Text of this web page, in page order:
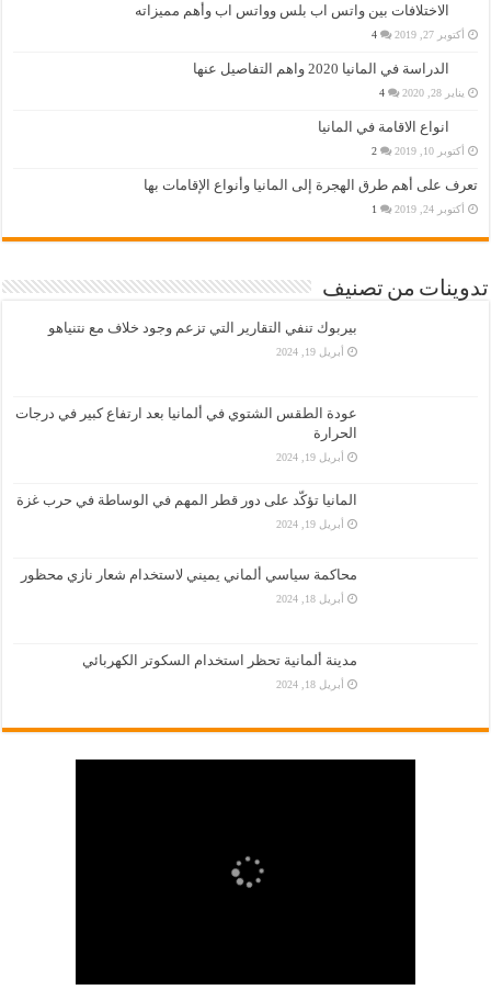
الاختلافات بين واتس اب بلس وواتس اب وأهم مميزاته
أكتوبر 27, 2019 4
الدراسة في المانيا 2020 واهم التفاصيل عنها
يناير 28, 2020 4
انواع الاقامة في المانيا
أكتوبر 10, 2019 2
تعرف على أهم طرق الهجرة إلى المانيا وأنواع الإقامات بها
أكتوبر 24, 2019 1
تدوينات من تصنيف
بيربوك تنفي التقارير التي تزعم وجود خلاف مع نتنياهو
أبريل 19, 2024
عودة الطقس الشتوي في ألمانيا بعد ارتفاع كبير في درجات
الحرارة
أبريل 19, 2024
المانيا تؤكّد على دور قطر المهم في الوساطة في حرب غزة
أبريل 19, 2024
محاكمة سياسي ألماني يميني لاستخدام شعار نازي محظور
أبريل 18, 2024
مدينة ألمانية تحظر استخدام السكوتر الكهربائي
أبريل 18, 2024